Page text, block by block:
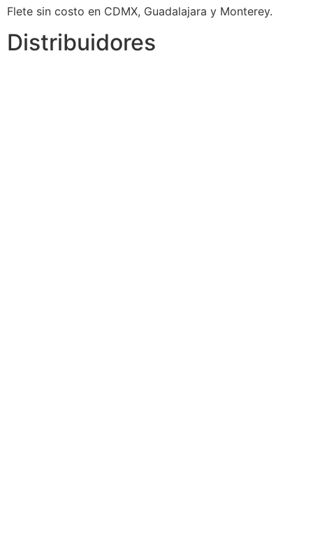
Flete sin costo en CDMX, Guadalajara y Monterey.
Distribuidores